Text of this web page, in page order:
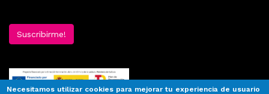
Suscribirme!
Necesitamos utilizar cookies para mejorar tu experiencia de usuario